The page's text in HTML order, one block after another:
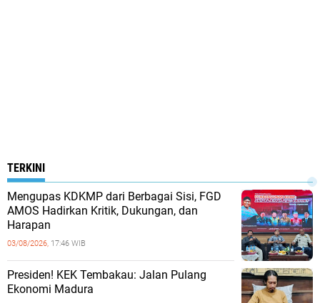
TERKINI
Mengupas KDKMP dari Berbagai Sisi, FGD
AMOS Hadirkan Kritik, Dukungan, dan
Harapan
03/08/2026, 17:46 WIB
Presiden! KEK Tembakau: Jalan Pulang
Ekonomi Madura